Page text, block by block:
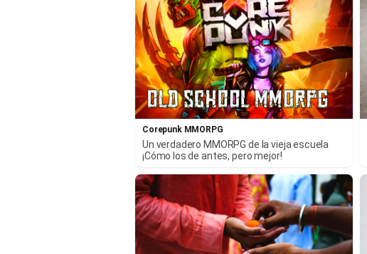
Corepunk MMORPG
Un verdadero MMORPG de la vieja escuela
¡Cómo los de antes, pero mejor!